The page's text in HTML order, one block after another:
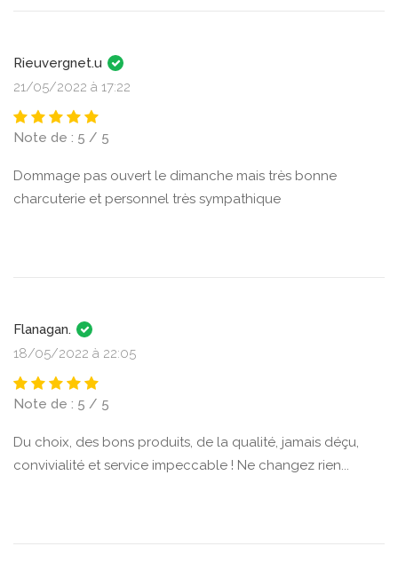
Rieuvergnet.u
21/05/2022 à 17:22
Note de : 5 / 5
Dommage pas ouvert le dimanche mais très bonne
charcuterie et personnel très sympathique
Flanagan.
18/05/2022 à 22:05
Note de : 5 / 5
Du choix, des bons produits, de la qualité, jamais déçu,
convivialité et service impeccable ! Ne changez rien...